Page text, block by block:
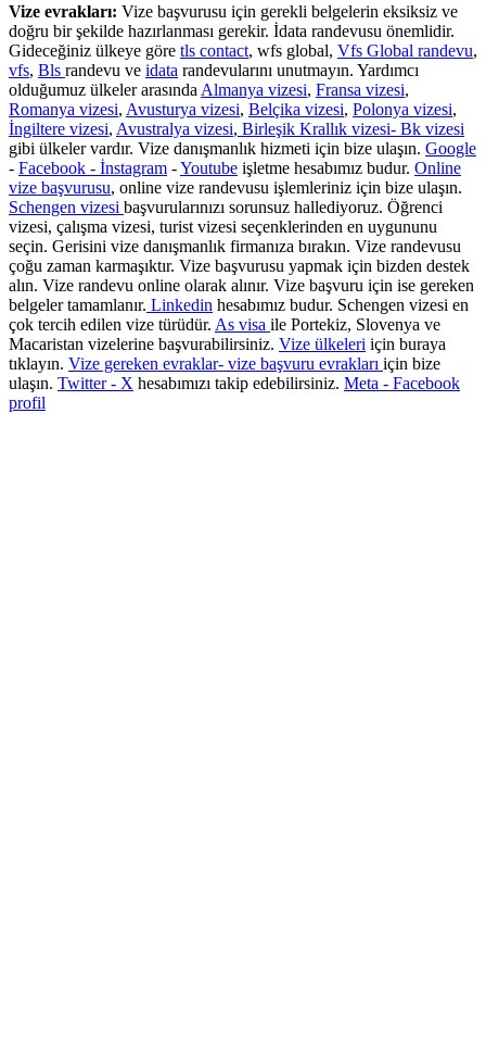
Vize evrakları: Vize başvurusu için gerekli belgelerin eksiksiz ve
doğru bir şekilde hazırlanması gerekir. İdata randevusu önemlidir.
Gideceğiniz ülkeye göre tls contact, wfs global, Vfs Global randevu,
vfs, Bls randevu ve idata randevularını unutmayın. Yardımcı
olduğumuz ülkeler arasında Almanya vizesi, Fransa vizesi,
Romanya vizesi, Avusturya vizesi, Belçika vizesi, Polonya vizesi,
İngiltere vizesi, Avustralya vizesi, Birleşik Krallık vizesi- Bk vizesi
gibi ülkeler vardır. Vize danışmanlık hizmeti için bize ulaşın. Google
- Facebook - İnstagram -Youtube işletme hesabımız budur. Online
vize başvurusu, online vize randevusu işlemleriniz için bize ulaşın.
Schengen vizesi başvurularınızı sorunsuz hallediyoruz. Öğrenci
vizesi, çalışma vizesi, turist vizesi seçenklerinden en uygununu
seçin. Gerisini vize danışmanlık firmanıza bırakın. Vize randevusu
çoğu zaman karmaşıktır. Vize başvurusu yapmak için bizden destek
alın. Vize randevu online olarak alınır. Vize başvuru için ise gereken
belgeler tamamlanır. Linkedin hesabımız budur. Schengen vizesi en
çok tercih edilen vize türüdür. As visa ile Portekiz, Slovenya ve
Macaristan vizelerine başvurabilirsiniz. Vize ülkeleri için buraya
tıklayın. Vize gereken evraklar- vize başvuru evrakları için bize
ulaşın. Twitter - X hesabımızı takip edebilirsiniz. Meta - Facebook
profil